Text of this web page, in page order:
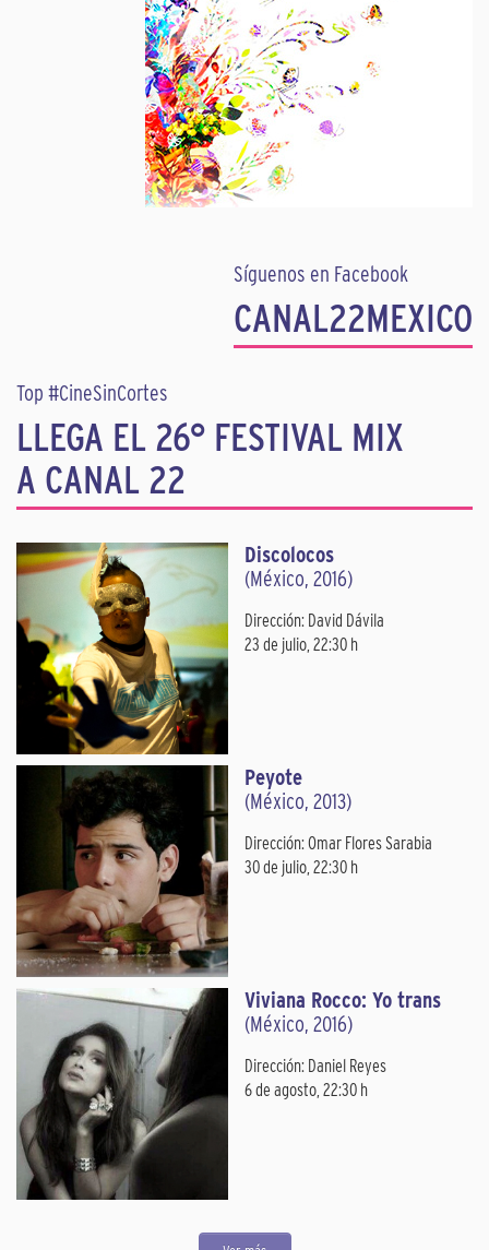
Síguenos en Facebook
CANAL22MEXICO
Top #CineSinCortes
LLEGA EL 26° FESTIVAL MIX
A CANAL 22
Discolocos
(México, 2016)
Dirección: David Dávila
23 de julio, 22:30 h
Peyote
(México, 2013)
Dirección: Omar Flores Sarabia
30 de julio, 22:30 h
Viviana Rocco: Yo trans
(México, 2016)
Dirección: Daniel Reyes
6 de agosto, 22:30 h